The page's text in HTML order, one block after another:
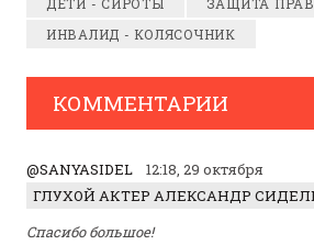
ИНВАЛИД - КОЛЯСОЧНИК
КОММЕНТАРИИ
@SANYASIDEL
12:18, 29 октября
Спасибо большое!